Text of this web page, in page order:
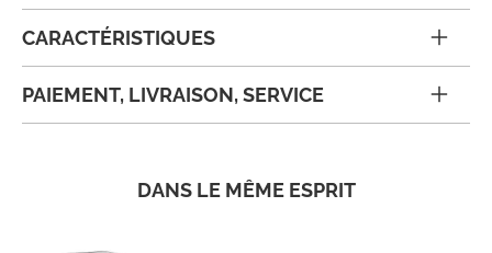
CARACTÉRISTIQUES
PAIEMENT, LIVRAISON, SERVICE
DANS LE MÊME ESPRIT